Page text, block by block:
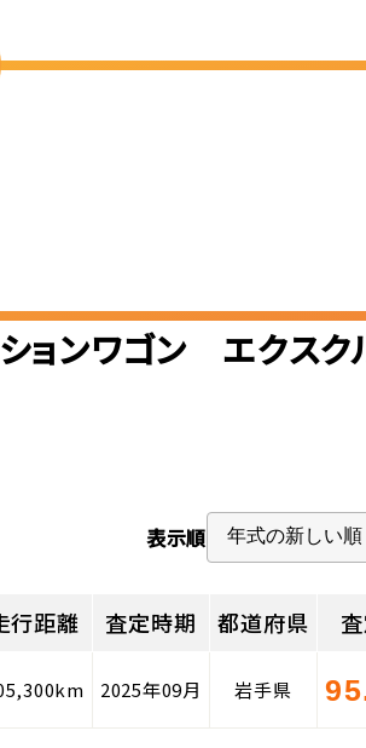
ョンワゴン エクスク
表示順
行距離 査定時期 都道府県
2025年09月 岩手県